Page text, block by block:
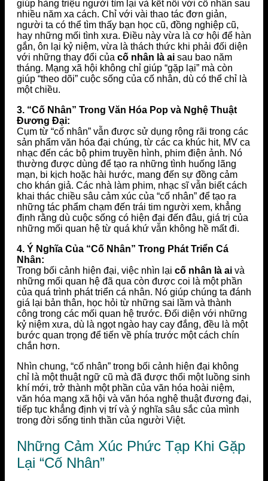
giúp hàng triệu người tìm lại và kết nối với cố nhân sau
nhiều năm xa cách. Chỉ với vài thao tác đơn giản,
người ta có thể tìm thấy bạn học cũ, đồng nghiệp cũ,
hay những mối tình xưa. Điều này vừa là cơ hội để hàn
gắn, ôn lại kỷ niệm, vừa là thách thức khi phải đối diện
với những thay đổi của cố nhân là ai sau bao năm
tháng. Mạng xã hội không chỉ giúp “gặp lại” mà còn
giúp “theo dõi” cuộc sống của cố nhân, dù có thể chỉ là
một chiều.
3. “Cố Nhân” Trong Văn Hóa Pop và Nghệ Thuật
Đương Đại:
Cụm từ “cố nhân” vẫn được sử dụng rộng rãi trong các
sản phẩm văn hóa đại chúng, từ các ca khúc hit, MV ca
nhạc đến các bộ phim truyền hình, phim điện ảnh. Nó
thường được dùng để tạo ra những tình huống lãng
mạn, bi kịch hoặc hài hước, mang đến sự đồng cảm
cho khán giả. Các nhà làm phim, nhạc sĩ vẫn biết cách
khai thác chiều sâu cảm xúc của “cố nhân” để tạo ra
những tác phẩm chạm đến trái tim người xem, khẳng
định rằng dù cuộc sống có hiện đại đến đâu, giá trị của
những mối quan hệ từ quá khứ vẫn không hề mất đi.
4. Ý Nghĩa Của “Cố Nhân” Trong Phát Triển Cá
Nhân:
Trong bối cảnh hiện đại, việc nhìn lại cố nhân là ai và
những mối quan hệ đã qua còn được coi là một phần
của quá trình phát triển cá nhân. Nó giúp chúng ta đánh
giá lại bản thân, học hỏi từ những sai lầm và thành
công trong các mối quan hệ trước. Đối diện với những
kỷ niệm xưa, dù là ngọt ngào hay cay đắng, đều là một
bước quan trọng để tiến về phía trước một cách chín
chắn hơn.
Nhìn chung, “cố nhân” trong bối cảnh hiện đại không
chỉ là một thuật ngữ cũ mà đã được thổi một luồng sinh
khí mới, trở thành một phần của văn hóa hoài niệm,
văn hóa mạng xã hội và văn hóa nghệ thuật đương đại,
tiếp tục khẳng định vị trí và ý nghĩa sâu sắc của mình
trong đời sống tinh thần của người Việt.
Những Cảm Xúc Phức Tạp Khi Gặp
Lại “Cố Nhân”